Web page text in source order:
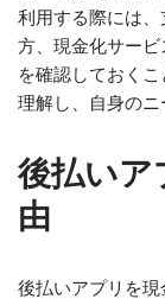
利用する際には
方、現金化サー
を確認しておく
理解し、自身のニ
後払いア
由
後払いアプリを